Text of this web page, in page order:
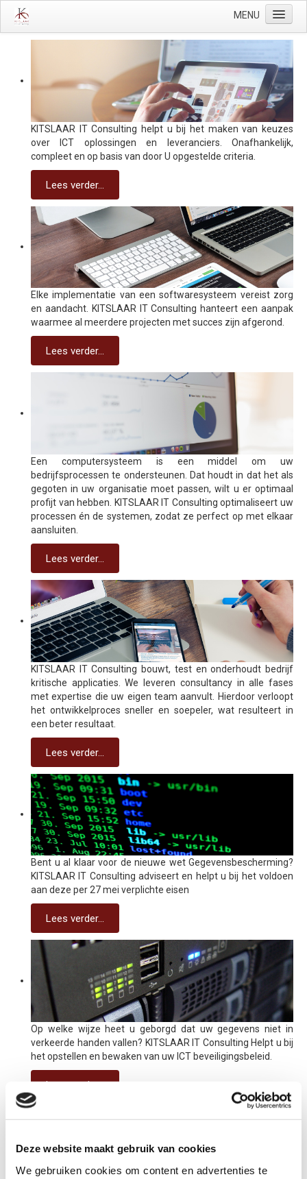
Deze website maakt gebruik van cookies
We gebruiken cookies om content en advertenties te
MENU
Contact
KITSLAAR IT Consulting helpt u bij het maken van keuzes
over ICT oplossingen en leveranciers. Onafhankelijk,
compleet en op basis van door U opgestelde criteria.
Lees verder...
Elke implementatie van een softwaresysteem vereist zorg
en aandacht. KITSLAAR IT Consulting hanteert een aanpak
waarmee al meerdere projecten met succes zijn afgerond.
Lees verder...
Een computersysteem is een middel om uw
bedrijfsprocessen te ondersteunen. Dat houdt in dat het als
gegoten in uw organisatie moet passen, wilt u er optimaal
profijt van hebben. KITSLAAR IT Consulting optimaliseert uw
processen én de systemen, zodat ze perfect op met elkaar
aansluiten.
Lees verder...
KITSLAAR IT Consulting bouwt, test en onderhoudt bedrijf
kritische applicaties. We leveren consultancy in alle fases
met expertise die uw eigen team aanvult. Hierdoor verloopt
het ontwikkelproces sneller en soepeler, wat resulteert in
een beter resultaat.
Lees verder...
Bent u al klaar voor de nieuwe wet Gegevensbescherming?
KITSLAAR IT Consulting adviseert en helpt u bij het voldoen
aan deze per 27 mei verplichte eisen
Lees verder...
Op welke wijze heet u geborgd dat uw gegevens niet in
verkeerde handen vallen? KITSLAAR IT Consulting Helpt u bij
het opstellen en bewaken van uw ICT beveiligingsbeleid.
Lees verder...
uit in het MKB. Tevens lopen er enkele projecten in eigen beheer.
Neem contact met ons op voor een actueel overzicht van onze